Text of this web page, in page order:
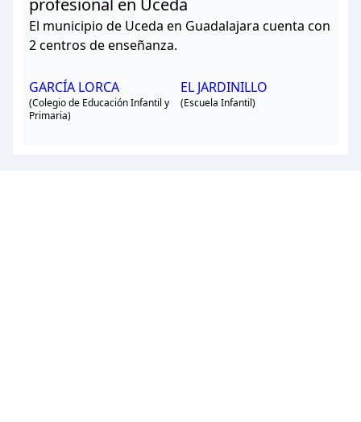
profesional en Uceda
El municipio de Uceda en Guadalajara cuenta con
2 centros de enseñanza.
GARCÍA LORCA
(Colegio de Educación Infantil y
Primaria)
EL JARDINILLO
(Escuela Infantil)